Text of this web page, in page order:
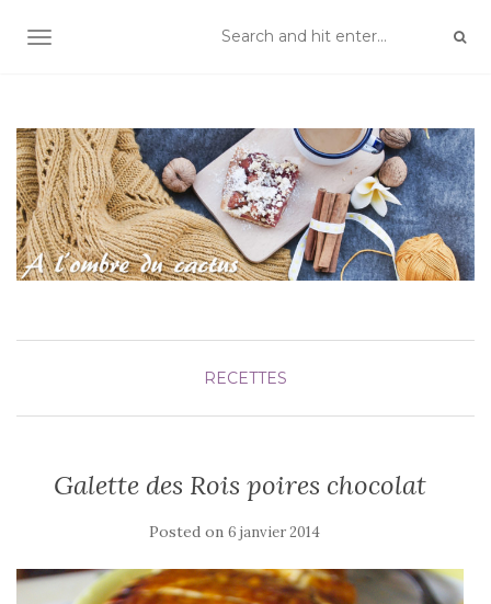
TOGGLE NAVIGATION
RECETTES
Galette des Rois poires chocolat
Posted on 6 janvier 2014